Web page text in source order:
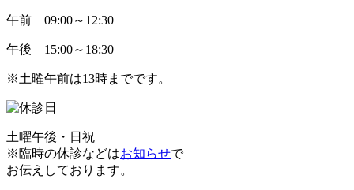
午前 09:00～12:30
午後 15:00～18:30
※土曜午前は13時までです。
土曜午後・日祝
※臨時の休診などはお知らせで
お伝えしております。